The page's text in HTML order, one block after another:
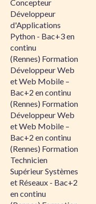
Concepteur
Développeur
d'Applications
Python - Bac+3 en
continu
(Rennes) Formation
Développeur Web
et Web Mobile –
Bac+2 en continu
(Rennes) Formation
Développeur Web
et Web Mobile –
Bac+2 en continu
(Rennes) Formation
Technicien
Supérieur Systèmes
et Réseaux - Bac+2
en continu